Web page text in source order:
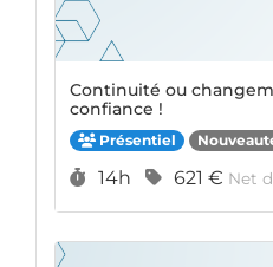
Continuité ou
confiance !
Présentiel
Durée :
14h Prix :
621 € Net